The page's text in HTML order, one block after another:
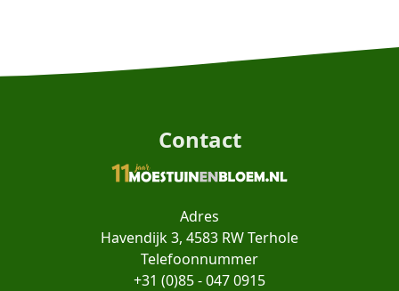
Contact
Adres
Havendijk 3, 4583 RW Terhole
Telefoonnummer
+31 (0)85 - 047 0915